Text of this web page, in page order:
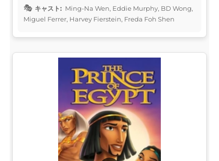
キャスト: Ming-Na Wen, Eddie Murphy, BD Wong,
Miguel Ferrer, Harvey Fierstein, Freda Foh Shen